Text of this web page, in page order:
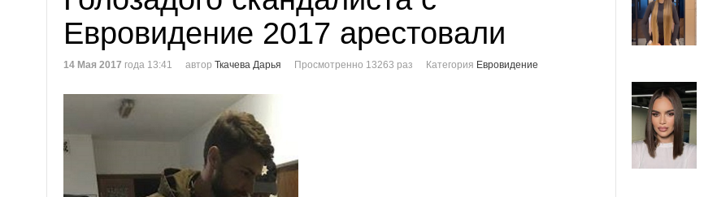
Евровидение 2017 арестовали
14 Мая 2017 года 13:41 автор Ткачева Дарья Просмотренно 13263 раз Категория Евровидение